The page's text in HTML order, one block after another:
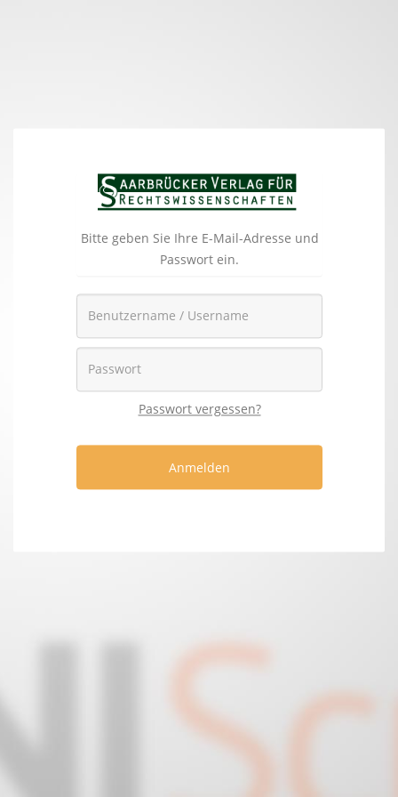
Bitte geben Sie Ihre E-Mail-Adresse und
Passwort ein.
Passwort vergessen?